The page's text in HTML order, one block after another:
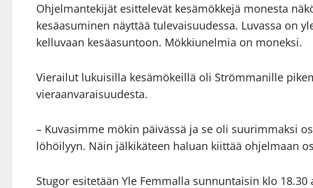
Ohjelmantekijät esittelevät kesämökkejä monesta
kesäasuminen näyttää tulevaisuudessa. Luvassa on
kelluvaan kesäasuntoon. Mökkiunelmia on moneksi.
Vierailut lukuisilla kesämökeillä oli Strömmanille
vieraanvaraisuudesta.
– Kuvasimme mökin päivässä ja se oli suurimmaksi
löhöilyyn. Näin jälkikäteen haluan kiittää ohjelmaan
Stugor esitetään Yle Femmalla sunnuntaisin klo